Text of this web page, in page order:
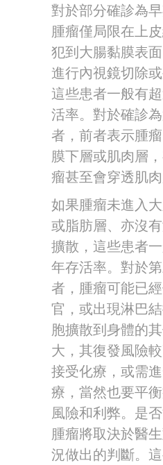
對於部分確診為
腫瘤僅局限在上
犯到大腸黏膜表
進行內視鏡切除
這些患者一般有
活率。對於確診
者，前者表示腫
膜下層或肌肉層
瘤甚至會穿透肌肉
如果腫瘤未進入
或脂肪層、亦沒
擴散，這些患者
年存活率。對於
者，腫瘤可能已
官，或出現淋巴
胞擴散到身體的
大，其復發風險
接受化療，或需
療，當然也要平
風險和利弊。是
腫瘤將取決於醫
況做出的判斷。